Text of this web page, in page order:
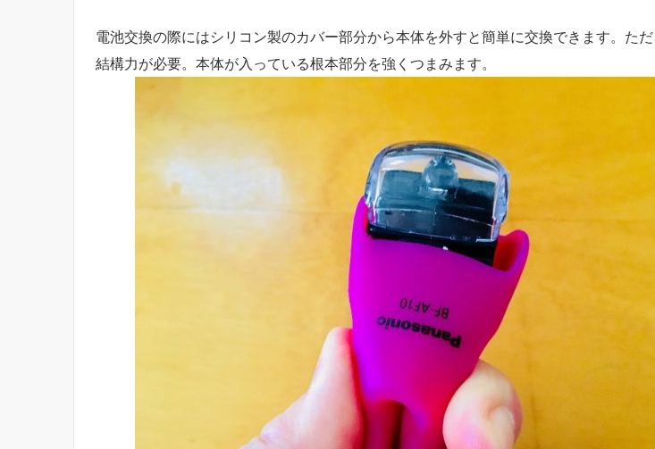
電池交換の際にはシリコン製のカバー部分から本体を外すと簡単に交換できます。た
結構力が必要。本体が入っている根本部分を強くつまみます。